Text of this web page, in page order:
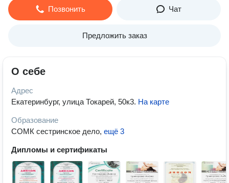
Позвонить Чат
Предложить заказ
О себе
Адрес
Екатеринбург, улица Токарей, 50к3. На карте
Образование
СОМК сестринское дело, ещё 3
Дипломы и сертификаты